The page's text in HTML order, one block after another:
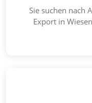
Sie suchen nach
Export in